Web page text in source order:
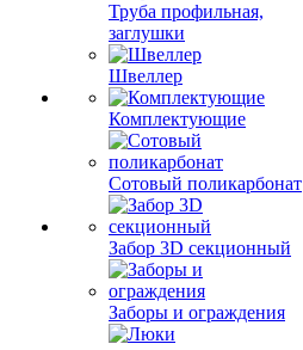
Труба профильная,
заглушки
Швеллер
Комплектующие
Сотовый поликарбонат
Забор 3D секционный
Заборы и ограждения